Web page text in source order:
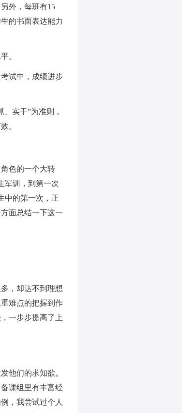
外，每班有15
的书面表达能力
。
试中，成绩进步
实干”为准则，
。
色的一个大转
军训，到第一次
中的第一次，正
面总结一下这一
，却达不到理想
难点的把握到作
一步步提高了上
他们的求知欲。
课组里有丰富经
，我尝试过个人